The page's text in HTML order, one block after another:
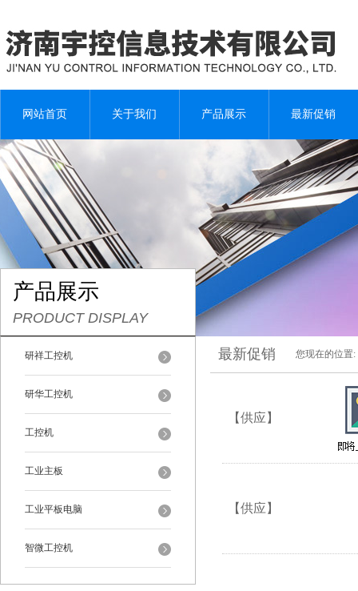
网站首页 关于我们 产品展示 最新促销
产品展示
PRODUCT DISPLAY
研祥工控机
研华工控机
工控机
工业主板
工业平板电脑
智微工控机
最新促销 您现在的位置:
【供应】
【供应】